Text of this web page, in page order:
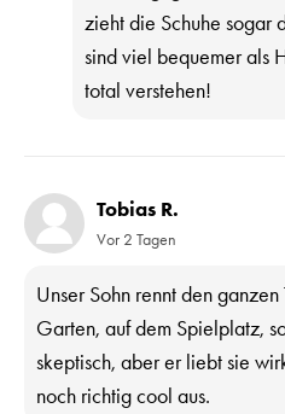
zieht die Schuhe sogar
sind viel bequemer als
total verstehen!
Tobias R.
Vor 2 Tagen
Unser Sohn rennt den
Garten, auf dem Spielplatz,
skeptisch, aber er liebt sie
noch richtig cool aus.